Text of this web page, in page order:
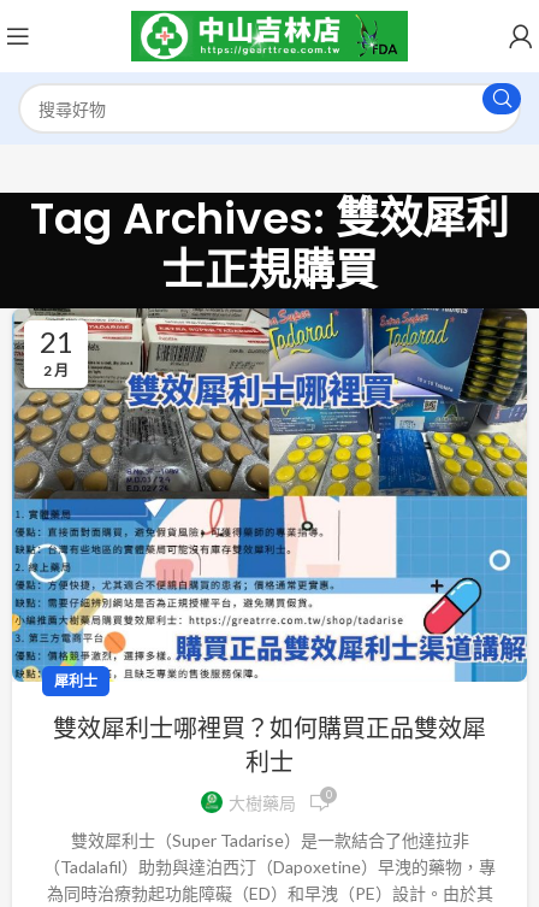
Tag Archives: 雙效犀利
士正規購買
21
2 月
犀利士
雙效犀利士哪裡買？如何購買正品雙效犀
利士
大樹藥局 0
雙效犀利士（Super Tadarise）是一款結合了他達拉非
（Tadalafil）助勃與達泊西汀（Dapoxetine）早洩的藥物，專
為同時治療勃起功能障礙（ED）和早洩（PE）設計。由於其